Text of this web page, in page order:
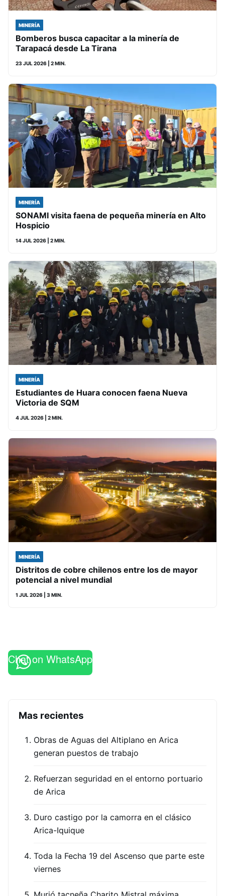
MINERÍA
Bomberos busca capacitar a la minería de
Tarapacá desde La Tirana
23 JUL 2026 | 2 MIN.
MINERÍA
SONAMI visita faena de pequeña minería en Alto
Hospicio
14 JUL 2026 | 2 MIN.
MINERÍA
Estudiantes de Huara conocen faena Nueva
Victoria de SQM
4 JUL 2026 | 2 MIN.
MINERÍA
Distritos de cobre chilenos entre los de mayor
potencial a nivel mundial
1 JUL 2026 | 3 MIN.
Chat on WhatsApp
Mas recientes
Obras de Aguas del Altiplano en Arica
generan puestos de trabajo
Refuerzan seguridad en el entorno portuario
de Arica
Duro castigo por la camorra en el clásico
Arica-Iquique
Toda la Fecha 19 del Ascenso que parte este
viernes